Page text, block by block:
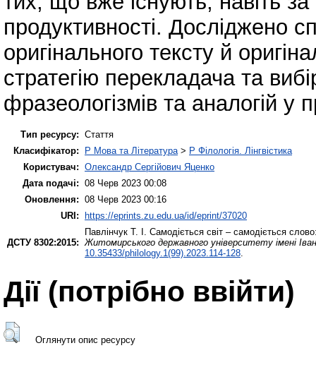
продуктивності. Досліджено
оригінального тексту й
стратегію перекладача та
фразеологізмів та аналогій у
Тип ресурсу: Стаття
Класифікатор:
P Мова та Література > P Філологія. Лінгвістика
Користувач: Олександр Сергійович Яценко
Дата подачі: 08 Черв 2023 00:08
Оновлення: 08 Черв 2023 00:16
URI: https://eprints.zu.edu.ua/id/eprint/37020
ДСТУ 8302:2015:
Павлінчук Т. І. Самодіється світ – самодіється
Житомирського державного університету імені
10.35433/philology.1(99).2023.114-128
Дії ​​(потрібно ввійти)
Оглянути опис ресурсу